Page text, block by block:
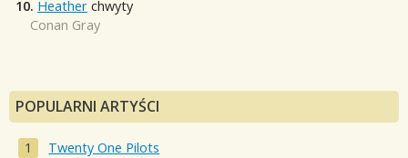
10. Heather chwyty
Conan Gray
POPULARNI ARTYŚCI
Twenty One Pilots